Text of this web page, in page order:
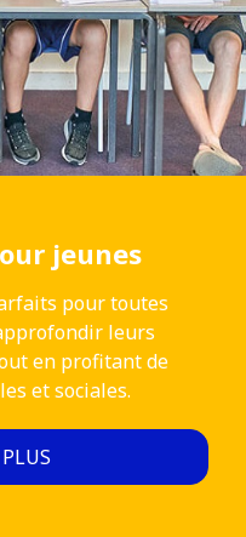
jeunes
pour toutes
leurs
en profitant de
et sociales.